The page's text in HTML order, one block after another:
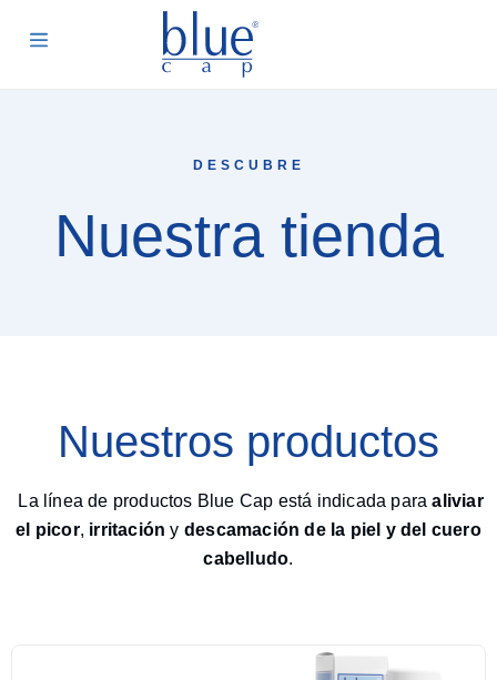
DESCUBRE
Nuestra tienda
Nuestros productos
La línea de productos Blue Cap está indicada paraaliviar
el picor, irritación y descamación de la piel y del cuero
cabelludo.